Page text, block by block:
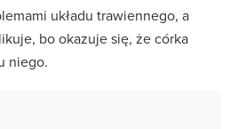
układu trawiennego, a
bo okazuje się, że córka
niego.